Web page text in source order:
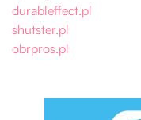
durableffect.pl
shutster.pl
obrpros.pl